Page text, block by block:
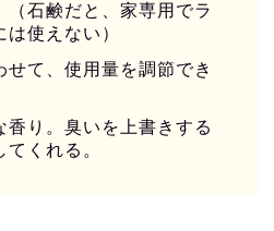
（石鹸だと、家専用でラ
使えない）
せて、使用量を調節でき
香り。臭いを上書きする
くれる。